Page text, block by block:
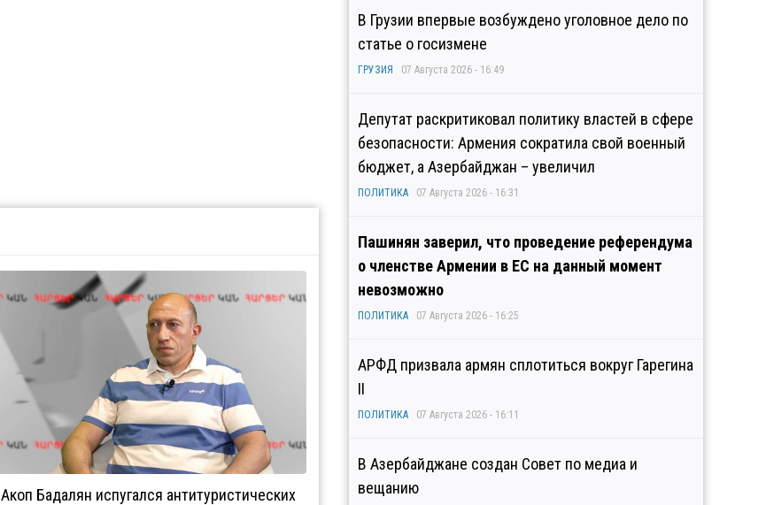
Акоп Бадалян испугался антитуристических
В Грузии впервые возбуждено уголовное дело по
статье о госизмене
ГРУЗИЯ 07 Августа 2026 - 16:49
Депутат раскритиковал политику властей в сфере
безопасности: Армения сократила свой военный
бюджет, а Азербайджан – увеличил
ПОЛИТИКА 07 Августа 2026 - 16:31
Пашинян заверил, что проведение референдума
о членстве Армении в ЕС на данный момент
невозможно
ПОЛИТИКА 07 Августа 2026 - 16:25
АРФД призвала армян сплотиться вокруг Гарегина
II
ПОЛИТИКА 07 Августа 2026 - 16:11
В Азербайджане создан Совет по медиа и
вещанию